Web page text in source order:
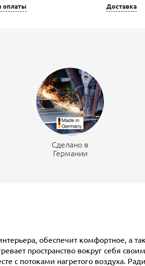
оплаты Доставка
Сделано в
Германии
обеспечит комфортное, а
пространство вокруг себя
с потоками нагретого воздуха.